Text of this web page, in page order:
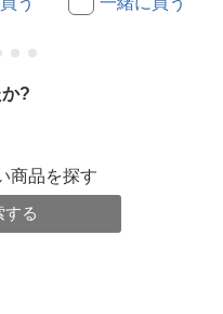
?
商品を探す
する